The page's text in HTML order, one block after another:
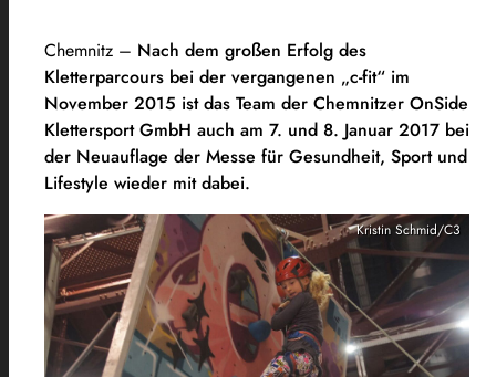
Chemnitz – Nach dem großen Erfolg des
Kletterparcours bei der vergangenen „c-fit“ im
November 2015 ist das Team der Chemnitzer OnSide
Klettersport GmbH auch am 7. und 8. Januar 2017 bei
der Neuauflage der Messe für Gesundheit, Sport und
Lifestyle wieder mit dabei.
Kristin Schmid/C3